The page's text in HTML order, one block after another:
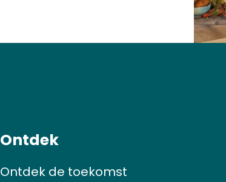
Ontdek
Ontdek de toekomst